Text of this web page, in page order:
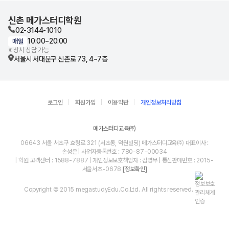
신촌 메가스터디학원
02-3144-1010
매일 10:00~20:00
※ 상시 상담 가능
서울시 서대문구 신촌로 73, 4~7층
로그인 회원가입 이용약관 개인정보처리방침
메가스터디교육㈜
06643 서울 서초구 효령로 321 (서초동, 덕원빌딩) 메가스터디교육㈜ 대표이사 :
손성은 | 사업자등록번호 : 780-87-00034
| 학원 고객센터 : 1588-7887 | 개인정보보호책임자 : 김영무 | 통신판매번호 : 2015-
서울서초-0678 [정보확인]
Copyright © 2015 megastudyEdu.Co.Ltd. All rights reserved.